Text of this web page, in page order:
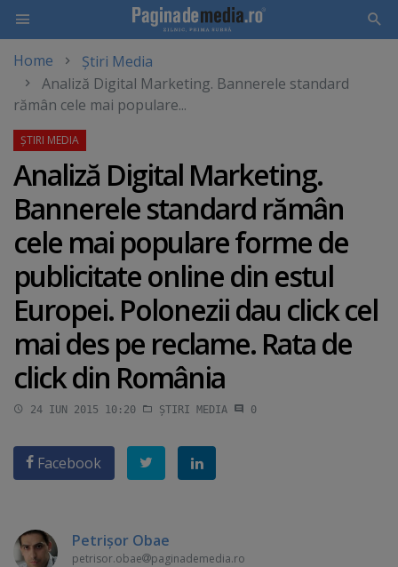
main
content
Home
Știri Media
Analiză Digital Marketing. Bannerele standard
rămân cele mai populare...
Analiză Digital Marketing.
Bannerele standard rămân
cele mai populare forme de
publicitate online din estul
Europei. Polonezii dau click cel
mai des pe reclame. Rata de
click din România
24 IUN 2015 10:20 ȘTIRI MEDIA 0
Facebook
Petrişor Obae
petrisor.obae paginademedia.ro